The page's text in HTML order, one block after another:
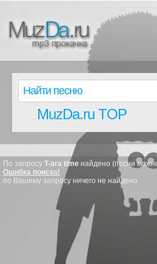
MuzDa.ru TOP
По запросу T-ara time найдено (песни
Ошибка поиска!
по Вашему запросу ничего не найдено